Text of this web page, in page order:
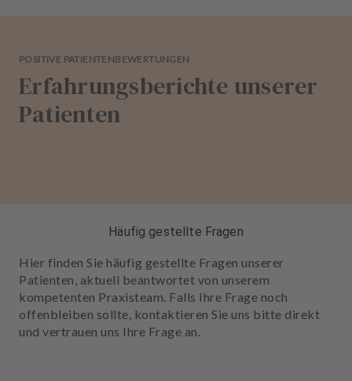
POSITIVE PATIENTENBEWERTUNGEN
Erfahrungsberichte unserer
Patienten
Häufig gestellte Fragen
Hier finden Sie häufig gestellte Fragen unserer
Patienten, aktuell beantwortet von unserem
kompetenten Praxisteam. Falls Ihre Frage noch
offenbleiben sollte, kontaktieren Sie uns bitte direkt
und vertrauen uns Ihre Frage an.